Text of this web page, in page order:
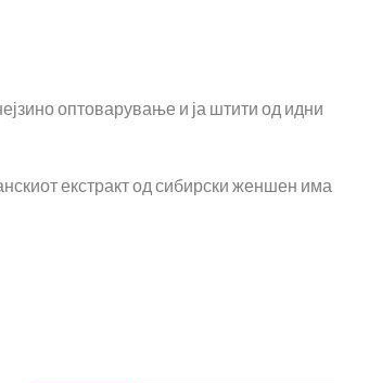
оптоварување и ја штити од идни
екстракт од сибирски женшен има